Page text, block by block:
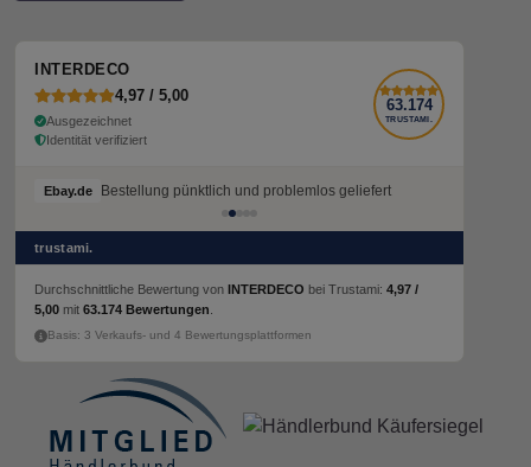
INTERDECO
4,97 / 5,00
Ausgezeichnet
Identität verifiziert
63.174
TRUSTAMI.
Ebay.de Bestellung pünktlich und problemlos geliefert
Ebay.de Bestellung pünktlich und problemlos geliefert
trustami.
Durchschnittliche Bewertung von INTERDECO bei Trustami: 4,97 /
5,00 mit 63.174 Bewertungen
Basis: 3 Verkaufs- und 4 Bewertungsplattformen